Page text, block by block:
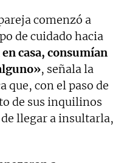
comenzó a
de cuidado hacia
casa, consumían
, señala la
que, con el paso de
de sus inquilinos
llegar a insultarla,